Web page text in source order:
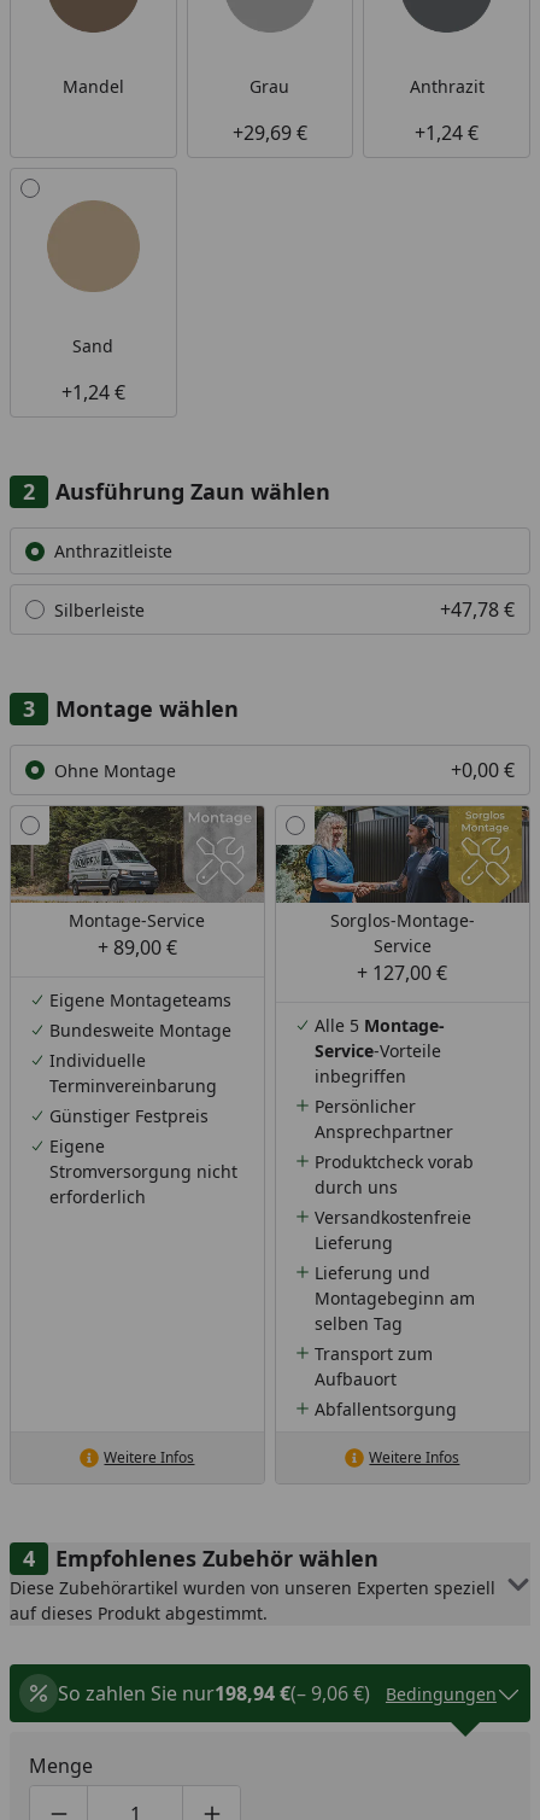
Mandel Grau
+29,69 €
Anthrazit
+1,24 €
Sand
+1,24 €
Ausführung Zaun wählen
Alle anzeigen (2)
Anthrazitleiste
Silberleiste +47,78 €
Montage wählen
Ohne Montage +0,00 €
Montage-Service
+ 89,00 €
Eigene Montageteams
Bundesweite Montage
Individuelle
Terminvereinbarung
Günstiger Festpreis
Eigene
Stromversorgung nicht
erforderlich
Weitere Infos
Sorglos-Montage-
Service
+ 127,00 €
Alle 5 Montage-
Service-Vorteile
inbegriffen
Persönlicher
Ansprechpartner
Produktcheck vorab
durch uns
Versandkostenfreie
Lieferung
Lieferung und
Montagebeginn am
selben Tag
Transport zum
Aufbauort
Abfallentsorgung
Weitere Infos
Empfohlenes Zubehör wählen
Diese Zubehörartikel wurden von unseren Experten speziell
auf dieses Produkt abgestimmt.
So zahlen Sie nur198,94 €(– 9,06 €) Bedingungen
Menge